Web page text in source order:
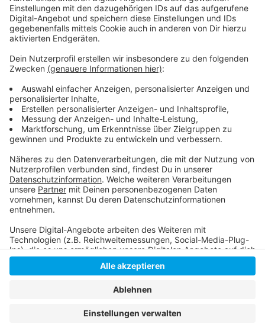
dem Haftrichter vorgeführt werden. Die
Mordkommission muss jetzt herausfinden, wieso er
seinen Bekannten getötet hat. Die beiden hatten mit
gelebt. Sie sollen jetzt befragt werden.
Infos der Polizei
Anzeige
Anzeige